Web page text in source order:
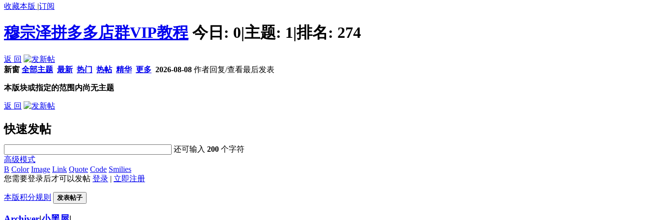
收藏本版 |订阅
穆宗泽拼多多店群VIP教程 今日: 0|主题: 1|排名: 274
返 回
新窗 全部主题 最新 热门 热帖 精华 更多 2026-08-08 作者回复/查看最后发表
本版块或指定的范围内尚无主题
返 回
快速发帖
还可输入200 个字符
高级模式
B Color Image Link Quote Code Smilies
您需要登录后才可以发帖 登录 | 立即注册
本版积分规则 发表帖子